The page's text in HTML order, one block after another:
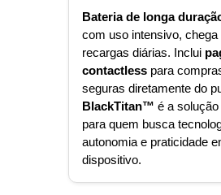
Bateria de longa
com uso intensivo, chega
recargas diárias. Inclui
contactless para
seguras diretamente do
BlackTitan™️ é a
para quem busca
autonomia e praticidade
dispositivo.